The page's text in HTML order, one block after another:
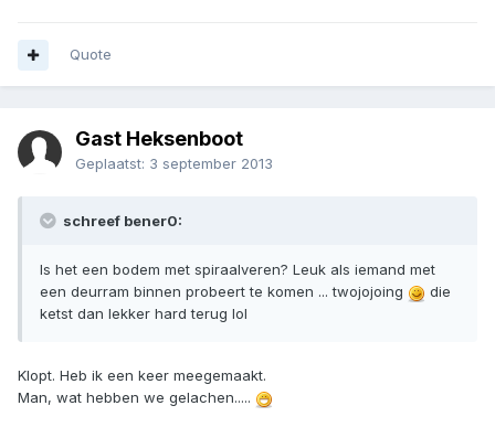
Quote
Gast Heksenboot
Geplaatst: 3 september 2013
schreef bener0:
Is het een bodem met spiraalveren? Leuk als iemand met
een deurram binnen probeert te komen ... twojojoing
die
ketst dan lekker hard terug lol
Klopt. Heb ik een keer meegemaakt.
Man, wat hebben we gelachen.....